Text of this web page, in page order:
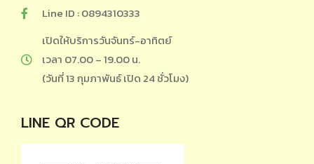
Line ID : 0894310333
เปิดให้บริการวันจันทร์-อาทิตย์
เวลา 07.00 – 19.00 น.
(วันที่ 13 กุมภาพันธ์ เปิด 24 ชั่วโมง)
LINE QR CODE